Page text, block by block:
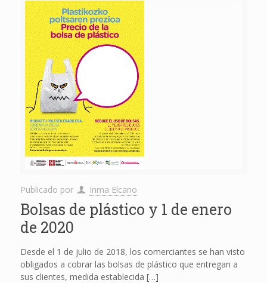
Publicado por Inma Elcano
Bolsas de plástico y 1 de enero
de 2020
Desde el 1 de julio de 2018, los comerciantes se han visto
obligados a cobrar las bolsas de plástico que entregan a
sus clientes, medida establecida […]